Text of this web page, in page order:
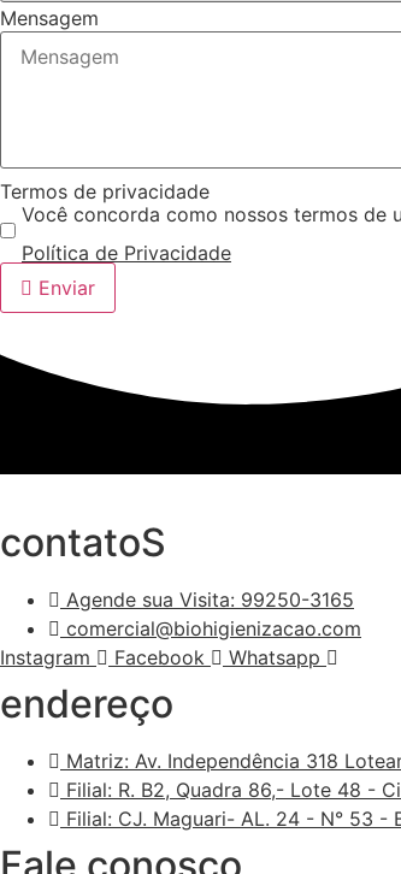
Mensagem
Termos de privacidade
Você concorda como nossos termos de
Política de Privacidade
Enviar
contatoS
Agende sua Visita: 99250-3165
comercial@biohigienizacao.com
Instagram
Facebook Whatsapp
endereço
Matriz: Av. Independência 318
Filial: R. B2, Quadra 86,- Lote 48 -
Filial: CJ. Maguari- AL. 24 - N° 53 -